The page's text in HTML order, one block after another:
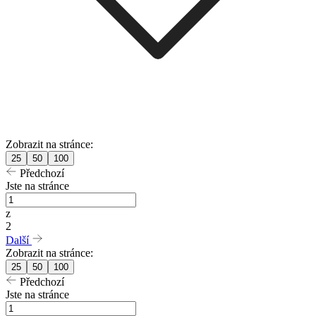
Zobrazit na stránce:
25 50 100
Předchozí
Jste na stránce
z
2
Další
Zobrazit na stránce:
25 50 100
Předchozí
Jste na stránce